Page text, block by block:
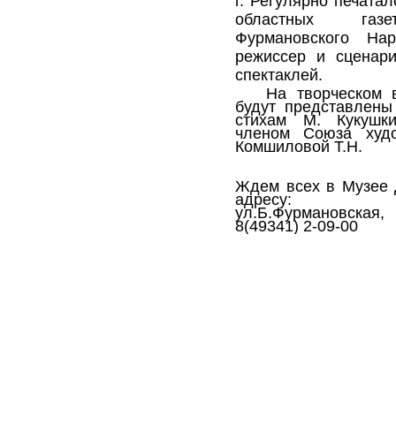
областных
Фурмановского
режиссер и
спектаклей.
На творческом
будут
стихам М.
членом Союза
Комшиловой Т.Н.
Ждем всех в Музее
адресу:
8(49341) 2-09-00